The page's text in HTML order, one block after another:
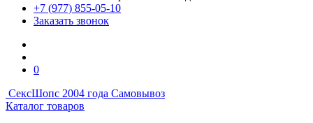
+7 (977) 855-05-10
Заказать звонок
0
СексШопс 2004 года Самовывоз
Каталог товаров